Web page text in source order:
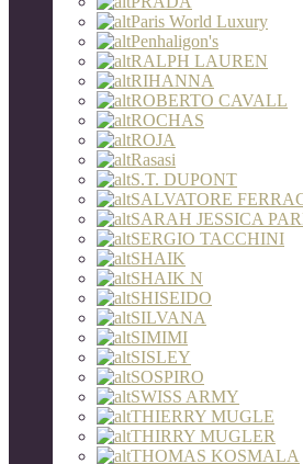
Paris World Luxury
Penhaligon's
RALPH LAUREN
RIHANNA
ROBERTO CAVALL
ROCHAS
ROJA
Rasasi
S.T. DUPONT
SALVATORE
SARAH JESSICA
SERGIO TACCHINI
SHAIK
SHAIK N
SHISEIDO
SILVANA
SIMIMI
SISLEY
SOSPIRO
SWISS ARMY
THIERRY MUGLE
THIRRY MUGLER
THOMAS KOSMALA